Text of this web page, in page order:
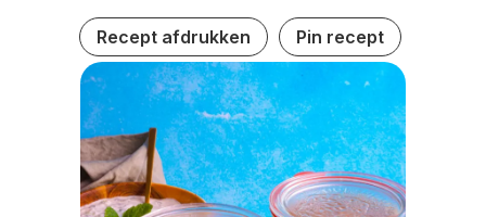
Recept afdrukken Pin recept